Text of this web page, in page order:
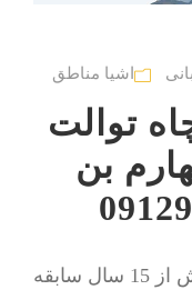
اشیا مناطق
توالت
بن
گروه فنی آذین گستر آچاگ ، با بیش از 15 سال سابقه